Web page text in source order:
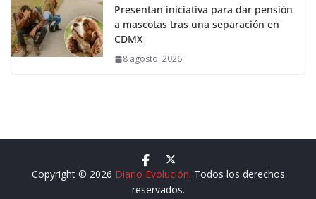
Presentan iniciativa para dar pensión
a mascotas tras una separación en
CDMX
8 agosto, 2026
Copyright © 2026 Diario Evolución. Todos los derechos
reservados.